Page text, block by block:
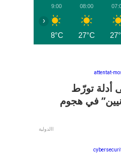
08:00
27°C
09:00
28°C
‹
أدلة تورّط
في هجوم
االدولية